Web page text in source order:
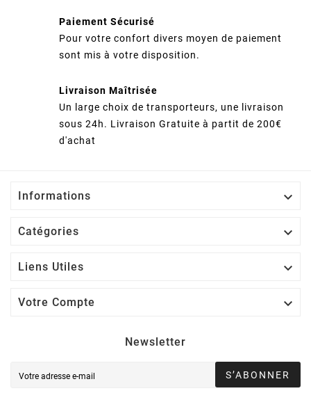
Paiement Sécurisé
Pour votre confort divers moyen de paiement
sont mis à votre disposition.
Livraison Maîtrisée
Un large choix de transporteurs, une livraison
sous 24h. Livraison Gratuite à partit de 200€
d'achat
Informations 
Catégories 
Liens Utiles 
Votre Compte 
Newsletter
S’ABONNER